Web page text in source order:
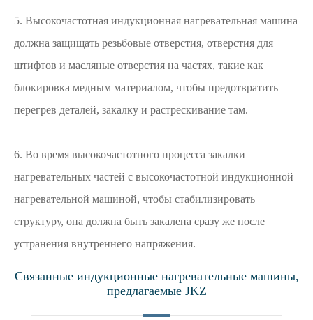
5. Высокочастотная индукционная нагревательная машина
должна защищать резьбовые отверстия, отверстия для
штифтов и масляные отверстия на частях, такие как
блокировка медным материалом, чтобы предотвратить
перегрев деталей, закалку и растрескивание там.
6. Во время высокочастотного процесса закалки
нагревательных частей с высокочастотной индукционной
нагревательной машиной, чтобы стабилизировать
структуру, она должна быть закалена сразу же после
устранения внутреннего напряжения.
Связанные индукционные нагревательные машины,
предлагаемые JKZ